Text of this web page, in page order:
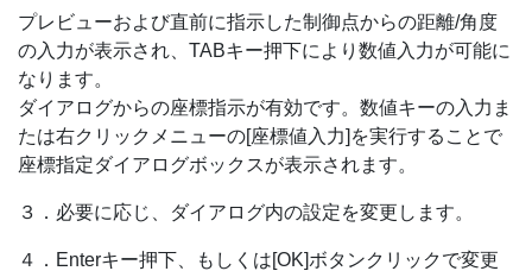
プレビューおよび直前に指示した制御点からの距離/角度
の入力が表示され、TABキー押下により数値入力が可能に
なります。
ダイアログからの座標指示が有効です。数値キーの入力ま
たは右クリックメニューの[座標値入力]を実行することで
座標指定ダイアログボックスが表示されます。
３．必要に応じ、ダイアログ内の設定を変更します。
４．Enterキー押下、もしくは[OK]ボタンクリックで変更